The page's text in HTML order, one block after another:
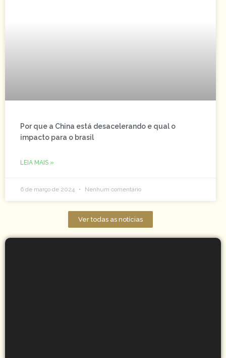
Por que a China está desacelerando e qual o
impacto para o brasil
LEIA MAIS »
6 de março de 2024 Nenhum comentário
Ver todas as notícias